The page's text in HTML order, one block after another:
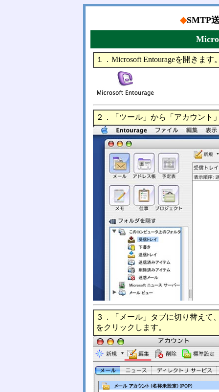
◆SMTP
１．Microsoft Entourageを開きます
２．「ツール」から「アカウント
３．「メール」タブに切り替えて
をクリックします。